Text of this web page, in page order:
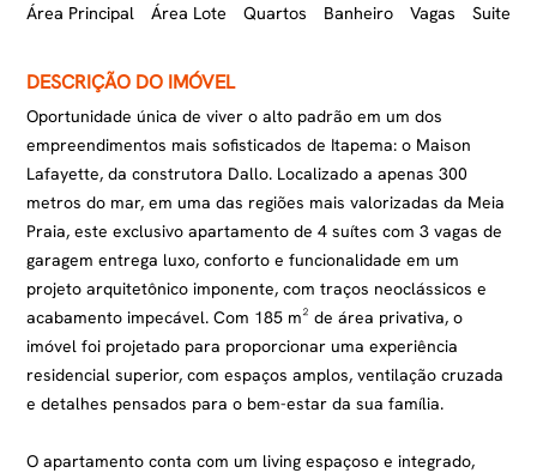
Área Principal
Área Lote
Quartos
Banheiro
Vagas
Suite
DESCRIÇÃO DO IMÓVEL
Oportunidade única de viver o alto padrão em um dos
empreendimentos mais sofisticados de Itapema: o Maison
Lafayette, da construtora Dallo. Localizado a apenas 300
metros do mar, em uma das regiões mais valorizadas da Meia
Praia, este exclusivo apartamento de 4 suítes com 3 vagas de
garagem entrega luxo, conforto e funcionalidade em um
projeto arquitetônico imponente, com traços neoclássicos e
acabamento impecável. Com 185 m² de área privativa, o
imóvel foi projetado para proporcionar uma experiência
residencial superior, com espaços amplos, ventilação cruzada
e detalhes pensados para o bem-estar da sua família.
O apartamento conta com um living espaçoso e integrado,